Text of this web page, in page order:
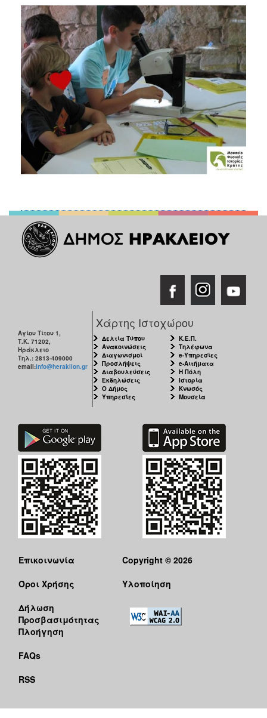
Αγίου Τίτου 1,
Τ.Κ. 71202,
Ηράκλειο
Τηλ.: 2813-409000
email:info@heraklion.gr
Χάρτης Ιστοχώρου
Δελτία Τύπου
Ανακοινώσεις
Διαγωνισμοί
Προσλήψεις
Διαβουλεύσεις
Εκδηλώσεις
Ο Δήμος
Υπηρεσίες
Κ.Ε.Π.
Τηλέφωνα
e-Υπηρεσίες
e-Αιτήματα
Η Πόλη
Ιστορία
Κνωσός
Μουσεία
Επικοινωνία
Όροι Χρήσης
Δήλωση
Προσβασιμότητας
Πλοήγηση
FAQs
RSS
Copyright © 2026
Υλοποίηση